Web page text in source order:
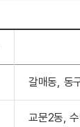
갈매동, 동
교문2동,